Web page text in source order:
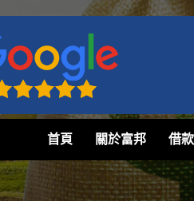
首頁 關於富邦 借